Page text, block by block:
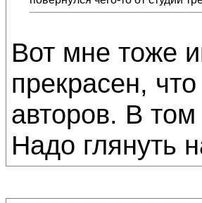
Вот мне тоже
прекрасен,
авторов. В
Надо глянуть